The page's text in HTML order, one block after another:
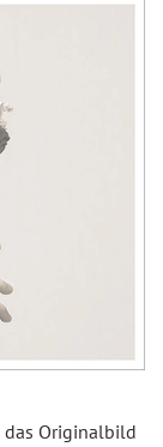
das Originalbild